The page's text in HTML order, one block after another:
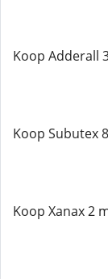
Koop Adderall
Koop Subutex
Koop Xanax 2